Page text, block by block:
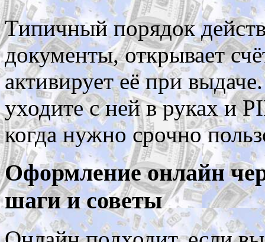
Типичный порядок
документы, открывает
активирует её при
уходите с ней в руках и
когда нужно срочно
Оформление онлайн
шаги и советы